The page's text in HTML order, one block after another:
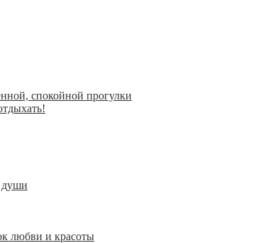
спокойной прогулки
души
любви и красоты